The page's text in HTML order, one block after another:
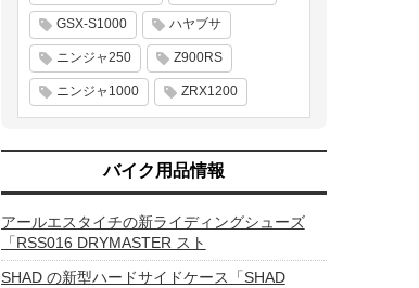
GSX-S1000 ハヤブサ
ニンジャ250 Z900RS
ニンジャ1000 ZRX1200
バイク用品情報
アールエスタイチの新ライディングシューズ
「RSS016 DRYMASTER スト
SHAD の新型ハードサイドケース「SHAD